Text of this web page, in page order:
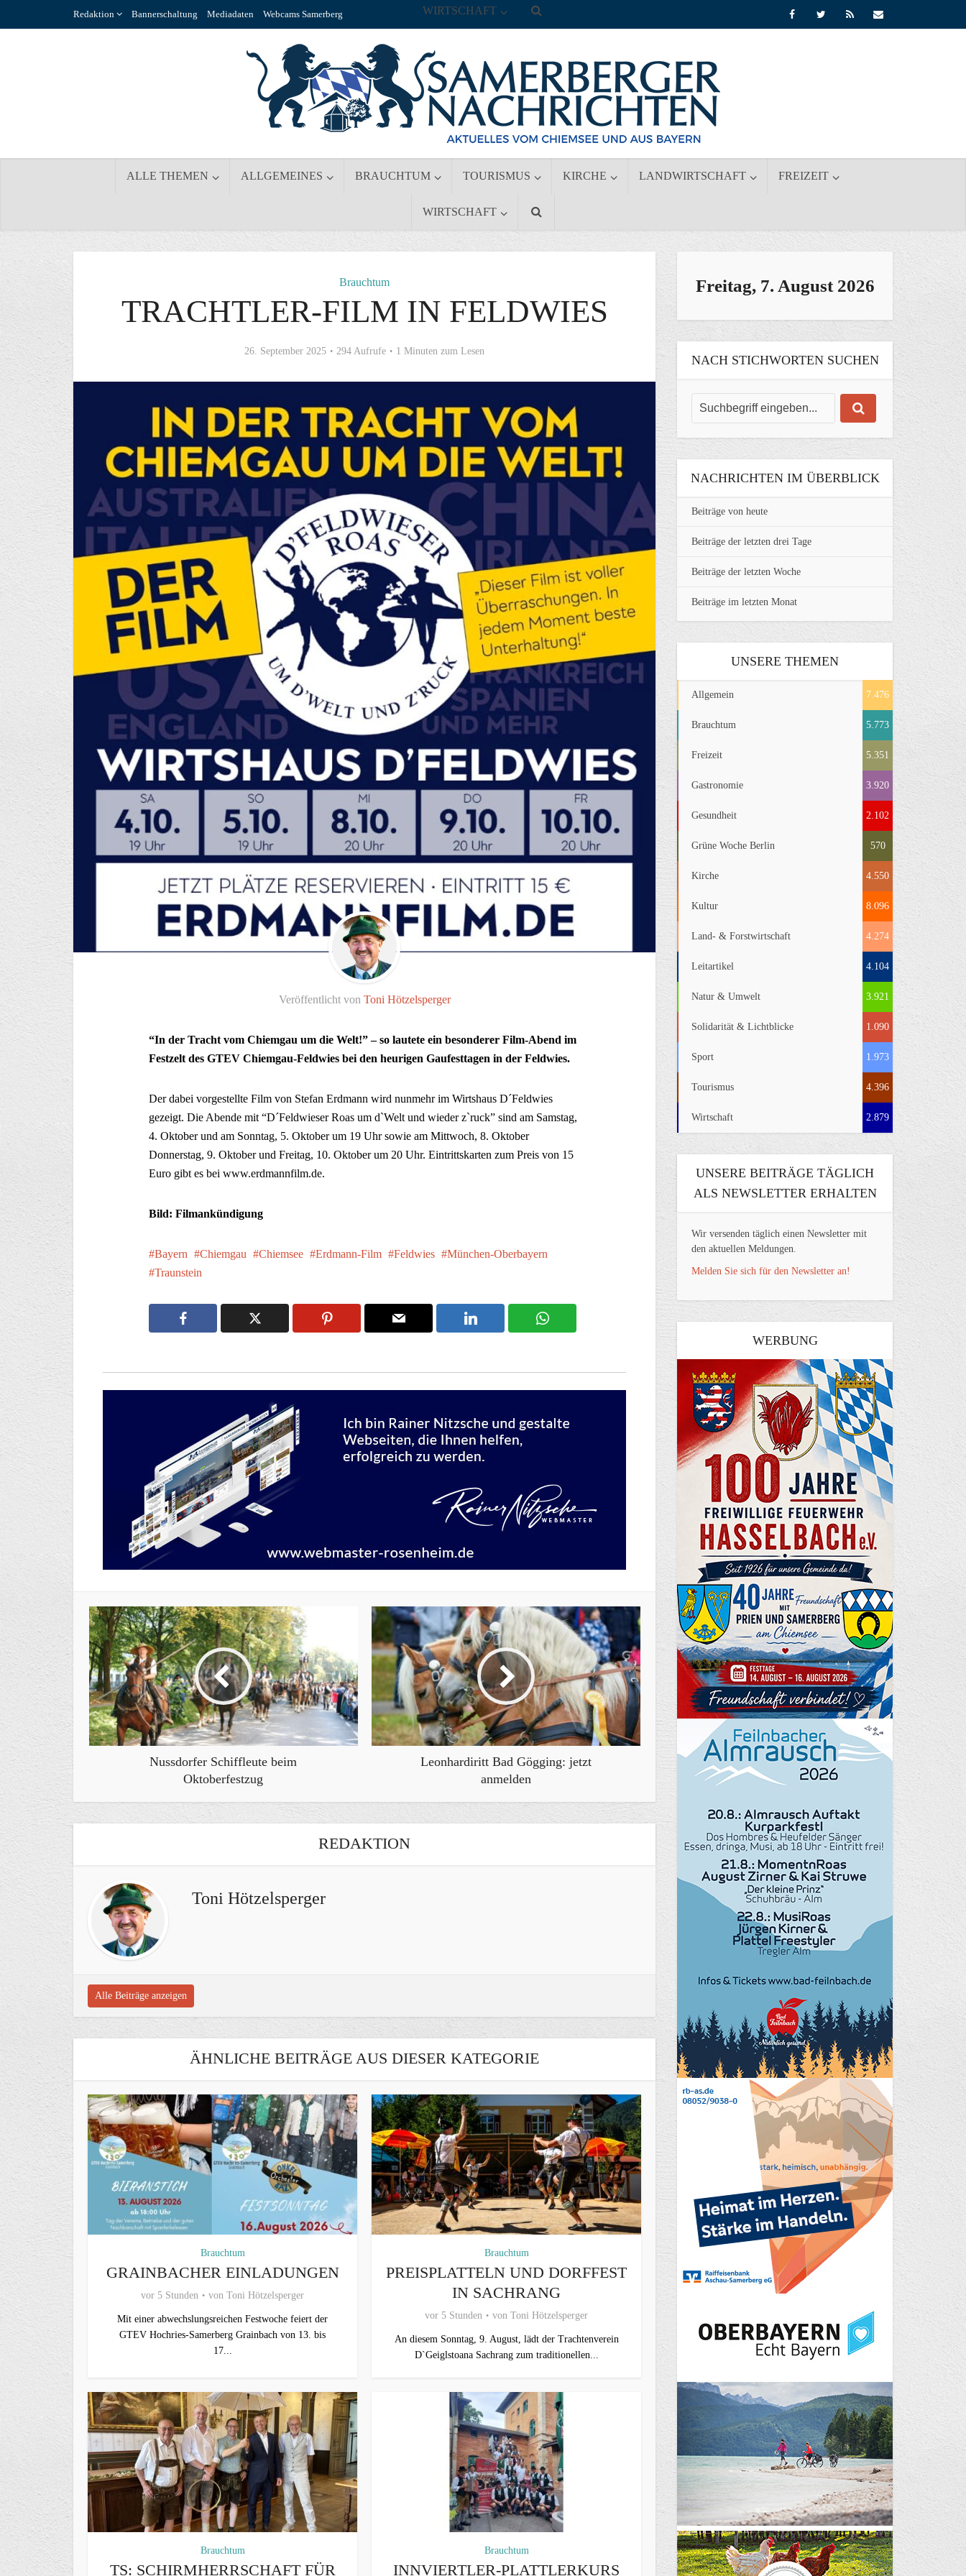
Redaktion Bannerschaltung Mediadaten Webcams Samerberg
ALLE THEMEN ALLGEMEINES BRAUCHTUM TOURISMUS KIRCHE LANDWIRTSCHAFT FREIZEIT
WIRTSCHAFT
WIRTSCHAFT
Brauchtum
TRACHTLER-FILM IN FELDWIES
26. September 2025 294 Aufrufe 1 Minuten zum Lesen
Veröffentlicht von Toni Hötzelsperger
“In der Tracht vom Chiemgau um die Welt!” – so lautete ein besonderer Film-Abend im
Festzelt des GTEV Chiemgau-Feldwies bei den heurigen Gaufesttagen in der Feldwies.
Der dabei vorgestellte Film von Stefan Erdmann wird nunmehr im Wirtshaus D´Feldwies
gezeigt. Die Abende mit “D´Feldwieser Roas um d`Welt und wieder z`ruck” sind am Samstag,
4. Oktober und am Sonntag, 5. Oktober um 19 Uhr sowie am Mittwoch, 8. Oktober
Donnerstag, 9. Oktober und Freitag, 10. Oktober um 20 Uhr. Eintrittskarten zum Preis von 15
Euro gibt es bei www.erdmannfilm.de.
Bild: Filmankündigung
Bayern Chiemgau Chiemsee Erdmann-Film Feldwies
München-Oberbayern
Traunstein
Nussdorfer Schiffleute beim
Oktoberfestzug
Leonhardiritt Bad Gögging: jetzt
anmelden
REDAKTION
Toni Hötzelsperger
Alle Beiträge anzeigen
ÄHNLICHE BEITRÄGE AUS DIESER KATEGORIE
Brauchtum
GRAINBACHER EINLADUNGEN
vor 5 Stunden von Toni Hötzelsperger
Mit einer abwechslungsreichen Festwoche feiert der
GTEV Hochries-Samerberg Grainbach von 13. bis
17...
Brauchtum
PREISPLATTELN UND DORFFEST
IN SACHRANG
vor 5 Stunden von Toni Hötzelsperger
An diesem Sonntag, 9. August, lädt der Trachtenverein
D`Geiglstoana Sachrang zum traditionellen...
Brauchtum
TS: SCHIRMHERRSCHAFT FÜR
Brauchtum
INNVIERTLER-PLATTLERKURS
Freitag, 7. August 2026
NACH STICHWORTEN SUCHEN
NACHRICHTEN IM ÜBERBLICK
Beiträge von heute
Beiträge der letzten drei Tage
Beiträge der letzten Woche
Beiträge im letzten Monat
UNSERE THEMEN
Allgemein 7.476
Brauchtum 5.773
Freizeit 5.351
Gastronomie 3.920
Gesundheit 2.102
Grüne Woche Berlin 570
Kirche 4.550
Kultur 8.096
Land- & Forstwirtschaft 4.274
Leitartikel 4.104
Natur & Umwelt 3.921
Solidarität & Lichtblicke 1.090
Sport 1.973
Tourismus 4.396
Wirtschaft 2.879
UNSERE BEITRÄGE TÄGLICH
ALS NEWSLETTER ERHALTEN
Wir versenden täglich einen Newsletter mit
den aktuellen Meldungen.
Melden Sie sich für den Newsletter an!
WERBUNG